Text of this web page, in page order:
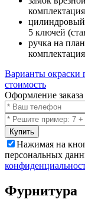
цилиндровый
5 ключей
ручка на
Варианты окраски
стоимость
Оформление заказа
Купить
Нажимая на
персональных
Фурнитура